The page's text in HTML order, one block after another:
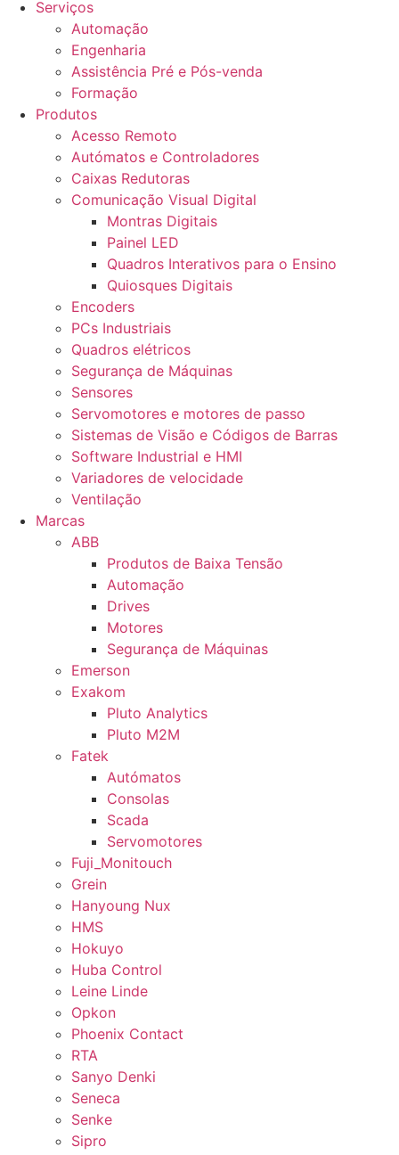
Serviços
Automação
Engenharia
Assistência Pré e Pós-venda
Formação
Produtos
Acesso Remoto
Autómatos e Controladores
Caixas Redutoras
Comunicação Visual Digital
Montras Digitais
Painel LED
Quadros Interativos para o Ensino
Quiosques Digitais
Encoders
PCs Industriais
Quadros elétricos
Segurança de Máquinas
Sensores
Servomotores e motores de passo
Sistemas de Visão e Códigos de Barras
Software Industrial e HMI
Variadores de velocidade
Ventilação
Marcas
ABB
Produtos de Baixa Tensão
Automação
Drives
Motores
Segurança de Máquinas
Emerson
Exakom
Pluto Analytics
Pluto M2M
Fatek
Autómatos
Consolas
Scada
Servomotores
Fuji_Monitouch
Grein
Hanyoung Nux
HMS
Hokuyo
Huba Control
Leine Linde
Opkon
Phoenix Contact
RTA
Sanyo Denki
Seneca
Senke
Sipro